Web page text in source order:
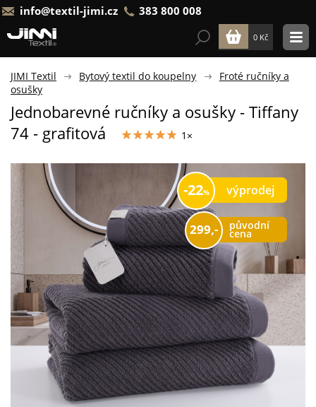
info@textil-jimi.cz 383 800 008
0 Kč
JIMI Textil Bytový textil do koupelny
Froté ručníky a
osušky
Jednobarevné ručníky a osušky - Tiffany
74 - grafitová
1×
výprodej
22
původní
cena
299,-